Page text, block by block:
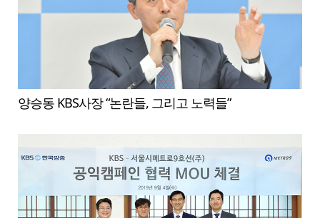
양승동 KBS사장 “논란들, 그리고 노력들”